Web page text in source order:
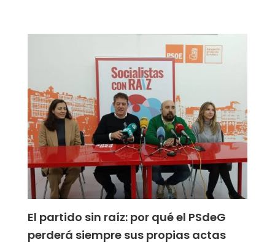
El partido sin raíz: por qué el PSdeG
perderá siempre sus propias actas